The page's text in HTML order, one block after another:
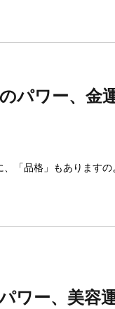
パワー、金
「品格」もあります
ワー、美容